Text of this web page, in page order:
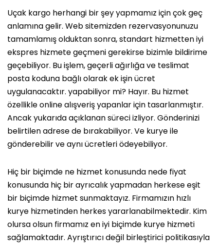
Uçak kargo herhangi bir şey yapmamız için çok geç
anlamına gelir. Web sitemizden rezervasyonunuzu
tamamlamış olduktan sonra, standart hizmetten iyi
ekspres hizmete geçmeni gerekirse bizimle bildirime
geçebiliyor. Bu işlem, geçerli ağırlığa ve teslimat
posta koduna bağlı olarak ek işin ücret
uygulanacaktır. yapabiliyor mi? Hayır. Bu hizmet
özellikle online alışveriş yapanlar için tasarlanmıştır.
Ancak yukarıda açıklanan süreci izliyor. Gönderinizi
belirtilen adrese de bırakabiliyor. Ve kurye ile
gönderebilir ve aynı ücretleri ödeyebiliyor.
Hiç bir biçimde ne hizmet konusunda nede fiyat
konusunda hiç bir ayrıcalık yapmadan herkese eşit
bir biçimde hizmet sunmaktayız. Firmamızın hızlı
kurye hizmetinden herkes yararlanabilmektedir. Kim
olursa olsun firmamız en iyi biçimde kurye hizmeti
sağlamaktadır. Ayrıştırıcı değil birleştirici politikasıyla